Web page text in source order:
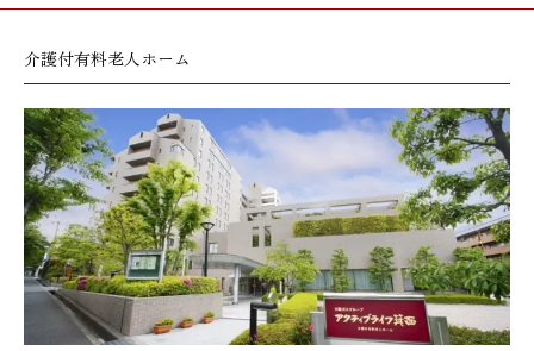
介護付有料老人ホーム